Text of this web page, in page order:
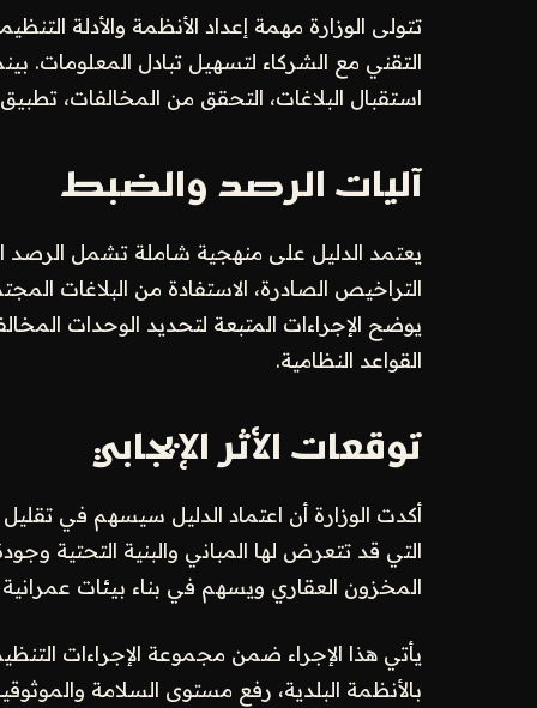
تتولى الوزارة مهمة إعداد الأنظمة والأدلة
التقني مع الشركاء لتسهيل تبادل المعلومات.
استقبال البلاغات، التحقق من المخالفات،
آليات الرصد والضبط
يعتمد الدليل على منهجية شاملة تشمل الرصد
التراخيص الصادرة، الاستفادة من البلاغات
يوضح الإجراءات المتبعة لتحديد الوحدات
القواعد النظامية.
توقعات الأثر الإيجابي
أكدت الوزارة أن اعتماد الدليل سيسهم في تقليل
التي قد تتعرض لها المباني والبنية التحتية
المخزون العقاري ويسهم في بناء بيئات عمرانية
يأتي هذا الإجراء ضمن مجموعة الإجراءات
بالأنظمة البلدية، رفع مستوى السلامة